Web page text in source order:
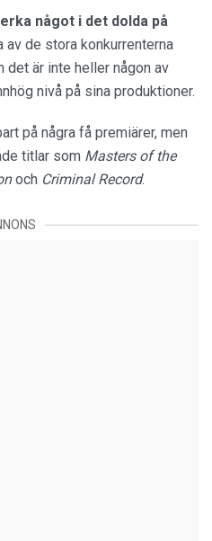
något i det dolda på
av de stora konkurrenterna
det är inte heller någon av
nivå på sina produktioner.
på några få premiärer, men
titlar som Masters of the
och Criminal Record.